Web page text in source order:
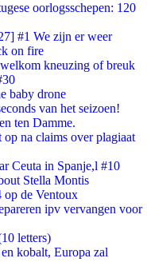
oorlogsschepen: 120
#1 We zijn er weer
on fire
kneuzing of breuk
baby drone
van het seizoen!
ten Damme.
op na claims over plagiaat
Ceuta in Spanje,l #10
Stella Montis
op de Ventoux
ipv vervangen voor
letters)
kobalt, Europa zal